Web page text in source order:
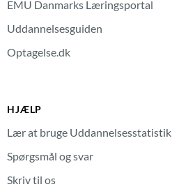
EMU Danmarks Læringsportal
Uddannelsesguiden
Optagelse.dk
HJÆLP
Lær at bruge Uddannelsesstatistik
Spørgsmål og svar
Skriv til os